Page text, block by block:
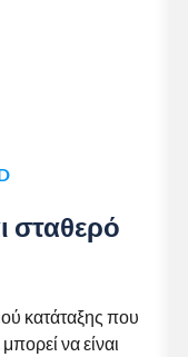
σταθερό
κατάταξης που
να είναι